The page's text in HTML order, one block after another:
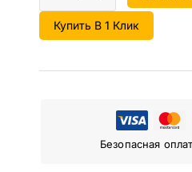
Купить В 1 Клик
Безопасная